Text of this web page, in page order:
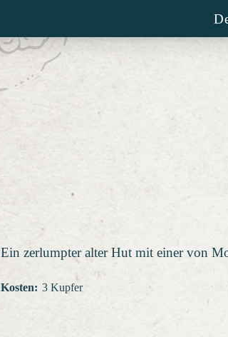
Ein zerlumpter alter Hut mit einer von
Kosten: 3 Kupfer